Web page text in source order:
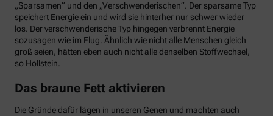
„Sparsamen“ und den „Verschwenderischen“. Der sparsame Typ
speichert Energie ein und wird sie hinterher nur schwer wieder
los. Der verschwenderische Typ hingegen verbrennt Energie
sozusagen wie im Flug. Ähnlich wie nicht alle Menschen gleich
groß seien, hätten eben auch nicht alle denselben Stoffwechsel,
so Hollstein.
Das braune Fett aktivieren
Die Gründe dafür lägen in unseren Genen und machten auch